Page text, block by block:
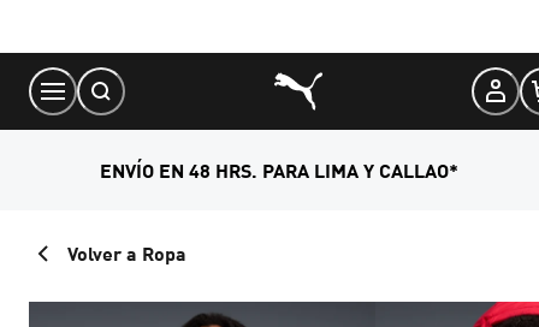
Content
ENVÍO EN 48 HRS. PARA LIMA Y CALLAO*
Volver a Ropa